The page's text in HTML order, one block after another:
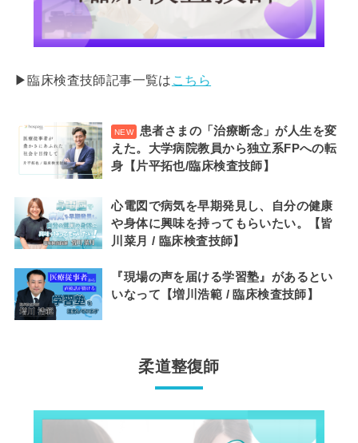
▶︎臨床検査技師記事一覧は こちら
患者さまの「治療断念」が人生を変
えた。大学病院教員から独立系FPへの転
身【片平拓也/臨床検査技師】
心電図で病気を早期発見し、自分の健康
や身体に興味を持ってもらいたい。【皆
川菜月 / 臨床検査技師】
『現場の声を届ける学習塾』があるとい
いなって【増川浩範 / 臨床検査技師】
柔道整復師